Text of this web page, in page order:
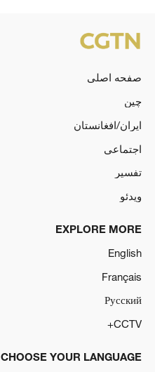
صفحه اصلی
چین
ایران/افغانستان
اجتماعی
تفسیر
ویدئو
EXPLORE MORE
English
Français
Русский
CCTV+
CHOOSE YOUR LANGUAGE